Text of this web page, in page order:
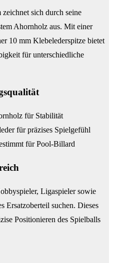
sich durch seine
Ahornholz aus. Mit einer
10 mm Klebelederspitze bietet
für unterschiedliche
für Stabilität
für präzises Spielgefühl
für Pool-Billard
Ligaspieler sowie
Ersatzoberteil suchen. Dieses
Positionieren des Spielballs